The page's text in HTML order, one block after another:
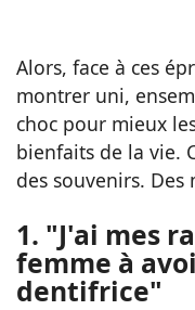
Alors, face à ces
montrer uni,
choc pour mieux
bienfaits de la vie.
des souvenirs.
1. "J'ai mes
femme à
dentifrice"